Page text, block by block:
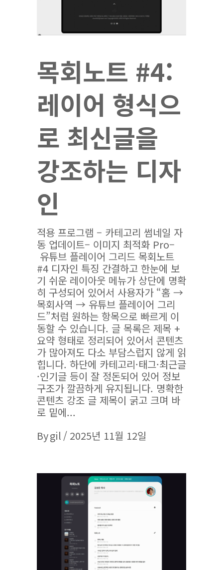
목회노트 #4:
레이어 형식으
로 최신글을
강조하는 디자
인
적용 프로그램 – 카테고리 썸네일 자
동 업데이트– 이미지 최적화 Pro–
유튜브 플레이어 그리드 목회노트
#4 디자인 특징 간결하고 한눈에 보
기 쉬운 레이아웃 메뉴가 상단에 명확
히 구성되어 있어서 사용자가 “홈 →
목회사역 → 유튜브 플레이어 그리
드”처럼 원하는 항목으로 빠르게 이
동할 수 있습니다. 글 목록은 제목 +
요약 형태로 정리되어 있어서 콘텐츠
가 많아져도 다소 부담스럽지 않게 읽
힙니다. 하단에 카테고리·태그·최근글
·인기글 등이 잘 정돈되어 있어 정보
구조가 깔끔하게 유지됩니다. 명확한
콘텐츠 강조 글 제목이 굵고 크며 바
로 밑에
Bygil 2025년 11월 12일